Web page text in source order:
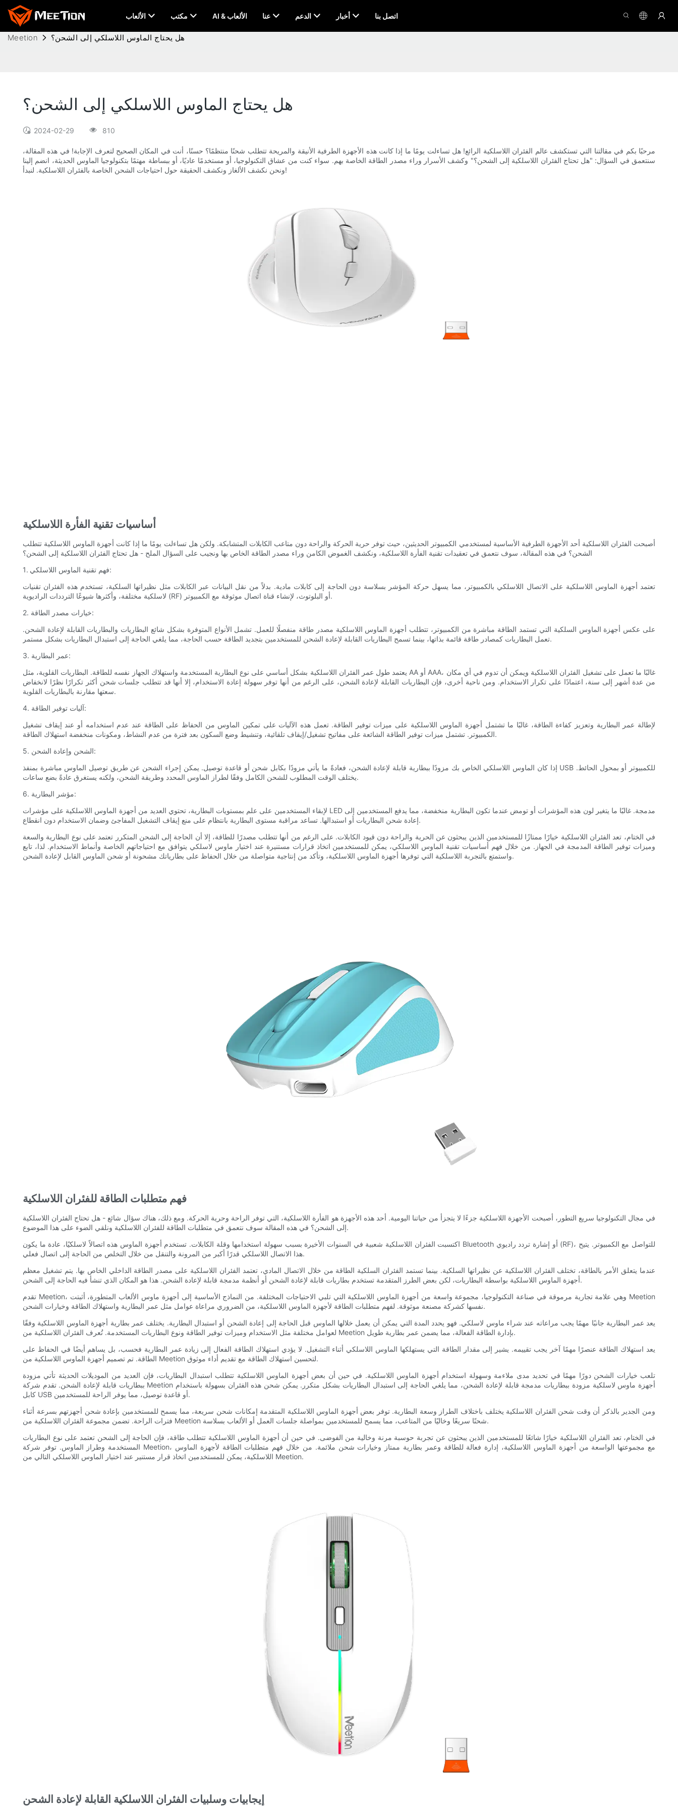
الألعاب مكتب AI & الألعاب عنا الدعم أخبار اتصل بنا
Meetion هل يحتاج الماوس اللاسلكي إلى الشحن؟
هل يحتاج الماوس اللاسلكي إلى الشحن؟
2024-02-29 810
مرحبًا بكم في مقالتنا التي تستكشف عالم الفئران اللاسلكية الرائع! هل تساءلت يومًا ما إذا كانت هذه الأجهزة الطرفية الأنيقة والمريحة تتطلب شحنًا منتظمًا؟ حسنًا، أنت في المكان الصحيح لتعرف الإجابة! في هذه المقالة،
سنتعمق في السؤال: "هل تحتاج الفئران اللاسلكية إلى الشحن؟" وكشف الأسرار وراء مصدر الطاقة الخاصة بهم. سواء كنت من عشاق التكنولوجيا، أو مستخدمًا عاديًا، أو ببساطة مهتمًا بتكنولوجيا الماوس الحديثة، انضم إلينا
ونحن نكشف الألغاز ونكشف الحقيقة حول احتياجات الشحن الخاصة بالفئران اللاسلكية. لنبدأ!
أساسيات تقنية الفأرة اللاسلكية
أصبحت الفئران اللاسلكية أحد الأجهزة الطرفية الأساسية لمستخدمي الكمبيوتر الحديثين، حيث توفر حرية الحركة والراحة دون متاعب الكابلات المتشابكة. ولكن هل تساءلت يومًا ما إذا كانت أجهزة الماوس اللاسلكية تتطلب
الشحن؟ في هذه المقالة، سوف نتعمق في تعقيدات تقنية الفأرة اللاسلكية، ونكشف الغموض الكامن وراء مصدر الطاقة الخاص بها ونجيب على السؤال الملح - هل تحتاج الفئران اللاسلكية إلى الشحن؟
1. فهم تقنية الماوس اللاسلكي:
تعتمد أجهزة الماوس اللاسلكية على الاتصال اللاسلكي بالكمبيوتر، مما يسهل حركة المؤشر بسلاسة دون الحاجة إلى كابلات مادية. بدلاً من نقل البيانات عبر الكابلات مثل نظيراتها السلكية، تستخدم هذه الفئران تقنيات
لاسلكية مختلفة، وأكثرها شيوعًا الترددات الراديوية (RF) أو البلوتوث، لإنشاء قناة اتصال موثوقة مع الكمبيوتر.
2. خيارات مصدر الطاقة:
على عكس أجهزة الماوس السلكية التي تستمد الطاقة مباشرة من الكمبيوتر، تتطلب أجهزة الماوس اللاسلكية مصدر طاقة منفصلًا للعمل. تشمل الأنواع المتوفرة بشكل شائع البطاريات والبطاريات القابلة لإعادة الشحن.
تعمل البطاريات كمصادر طاقة قائمة بذاتها، بينما تسمح البطاريات القابلة لإعادة الشحن للمستخدمين بتجديد الطاقة حسب الحاجة، مما يلغي الحاجة إلى استبدال البطاريات بشكل مستمر.
3. عمر البطارية:
يعتمد طول عمر الفئران اللاسلكية بشكل أساسي على نوع البطارية المستخدمة واستهلاك الجهاز نفسه للطاقة. البطاريات القلوية، مثل AA أو AAA، غالبًا ما تعمل على تشغيل الفئران اللاسلكية ويمكن أن تدوم في أي مكان
من عدة أشهر إلى سنة، اعتمادًا على تكرار الاستخدام. ومن ناحية أخرى، فإن البطاريات القابلة لإعادة الشحن، على الرغم من أنها توفر سهولة إعادة الاستخدام، إلا أنها قد تتطلب جلسات شحن أكثر تكرارًا نظرًا لانخفاض
سعتها مقارنة بالبطاريات القلوية.
4. آليات توفير الطاقة:
لإطالة عمر البطارية وتعزيز كفاءة الطاقة، غالبًا ما تشتمل أجهزة الماوس اللاسلكية على ميزات توفير الطاقة. تعمل هذه الآليات على تمكين الماوس من الحفاظ على الطاقة عند عدم استخدامه أو عند إيقاف تشغيل
الكمبيوتر. تشتمل ميزات توفير الطاقة الشائعة على مفاتيح تشغيل/إيقاف تلقائية، وتنشيط وضع السكون بعد فترة من عدم النشاط، ومكونات منخفضة استهلاك الطاقة.
5. الشحن وإعادة الشحن:
إذا كان الماوس اللاسلكي الخاص بك مزودًا ببطارية قابلة لإعادة الشحن، فعادةً ما يأتي مزودًا بكابل شحن أو قاعدة توصيل. يمكن إجراء الشحن عن طريق توصيل الماوس مباشرة بمنفذ USB للكمبيوتر أو بمحول الحائط.
يختلف الوقت المطلوب للشحن الكامل وفقًا لطراز الماوس المحدد وطريقة الشحن، ولكنه يستغرق عادةً بضع ساعات.
6. مؤشر البطارية:
لإبقاء المستخدمين على علم بمستويات البطارية، تحتوي العديد من أجهزة الماوس اللاسلكية على مؤشرات LED مدمجة. غالبًا ما يتغير لون هذه المؤشرات أو تومض عندما تكون البطارية منخفضة، مما يدفع المستخدمين إلى
إعادة شحن البطاريات أو استبدالها. تساعد مراقبة مستوى البطارية بانتظام على منع إيقاف التشغيل المفاجئ وضمان الاستخدام دون انقطاع.
في الختام، تعد الفئران اللاسلكية خيارًا ممتازًا للمستخدمين الذين يبحثون عن الحرية والراحة دون قيود الكابلات. على الرغم من أنها تتطلب مصدرًا للطاقة، إلا أن الحاجة إلى الشحن المتكرر تعتمد على نوع البطارية والسعة
وميزات توفير الطاقة المدمجة في الجهاز. من خلال فهم أساسيات تقنية الماوس اللاسلكي، يمكن للمستخدمين اتخاذ قرارات مستنيرة عند اختيار ماوس لاسلكي يتوافق مع احتياجاتهم الخاصة وأنماط الاستخدام. لذا، تابع
واستمتع بالتجربة اللاسلكية التي توفرها أجهزة الماوس اللاسلكية، وتأكد من إنتاجية متواصلة من خلال الحفاظ على بطارياتك مشحونة أو شحن الماوس القابل لإعادة الشحن.
فهم متطلبات الطاقة للفئران اللاسلكية
في مجال التكنولوجيا سريع التطور، أصبحت الأجهزة اللاسلكية جزءًا لا يتجزأ من حياتنا اليومية. أحد هذه الأجهزة هو الفأرة اللاسلكية، التي توفر الراحة وحرية الحركة. ومع ذلك، هناك سؤال شائع - هل تحتاج الفئران اللاسلكية
إلى الشحن؟ في هذه المقالة سوف نتعمق في متطلبات الطاقة للفئران اللاسلكية ونلقي الضوء على هذا الموضوع.
اكتسبت الفئران اللاسلكية شعبية في السنوات الأخيرة بسبب سهولة استخدامها وقلة الكابلات. تستخدم أجهزة الماوس هذه اتصالاً لاسلكيًا، عادة ما يكون Bluetooth أو إشارة تردد راديوي (RF)، للتواصل مع الكمبيوتر. يتيح
هذا الاتصال اللاسلكي قدرًا أكبر من المرونة والتنقل من خلال التخلص من الحاجة إلى اتصال فعلي.
عندما يتعلق الأمر بالطاقة، تختلف الفئران اللاسلكية عن نظيراتها السلكية. بينما تستمد الفئران السلكية الطاقة من خلال الاتصال المادي، تعتمد الفئران اللاسلكية على مصدر الطاقة الداخلي الخاص بها. يتم تشغيل معظم
أجهزة الماوس اللاسلكية بواسطة البطاريات، لكن بعض الطرز المتقدمة تستخدم بطاريات قابلة لإعادة الشحن أو أنظمة مدمجة قابلة لإعادة الشحن. هذا هو المكان الذي تنشأ فيه الحاجة إلى الشحن.
تقدم Meetion، وهي علامة تجارية مرموقة في صناعة التكنولوجيا، مجموعة واسعة من أجهزة الماوس اللاسلكية التي تلبي الاحتياجات المختلفة. من النماذج الأساسية إلى أجهزة ماوس الألعاب المتطورة، أثبتت Meetion
نفسها كشركة مصنعة موثوقة. لفهم متطلبات الطاقة لأجهزة الماوس اللاسلكية، من الضروري مراعاة عوامل مثل عمر البطارية واستهلاك الطاقة وخيارات الشحن.
يعد عمر البطارية جانبًا مهمًا يجب مراعاته عند شراء ماوس لاسلكي. فهو يحدد المدة التي يمكن أن يعمل خلالها الماوس قبل الحاجة إلى إعادة الشحن أو استبدال البطارية. يختلف عمر بطارية أجهزة الماوس اللاسلكية وفقًا
لعوامل مختلفة مثل الاستخدام وميزات توفير الطاقة ونوع البطاريات المستخدمة. تُعرف الفئران اللاسلكية من Meetion بإدارة الطاقة الفعالة، مما يضمن عمر بطارية طويل.
يعد استهلاك الطاقة عنصرًا مهمًا آخر يجب تقييمه. يشير إلى مقدار الطاقة التي يستهلكها الماوس اللاسلكي أثناء التشغيل. لا يؤدي استهلاك الطاقة الفعال إلى زيادة عمر البطارية فحسب، بل يساهم أيضًا في الحفاظ على
الطاقة. تم تصميم أجهزة الماوس اللاسلكية من Meetion لتحسين استهلاك الطاقة مع تقديم أداء موثوق.
تلعب خيارات الشحن دورًا مهمًا في تحديد مدى ملاءمة وسهولة استخدام أجهزة الماوس اللاسلكية. في حين أن بعض أجهزة الماوس اللاسلكية تتطلب استبدال البطاريات، فإن العديد من الموديلات الحديثة تأتي مزودة
ببطاريات قابلة لإعادة الشحن. تقدم شركة Meetion أجهزة ماوس لاسلكية مزودة ببطاريات مدمجة قابلة لإعادة الشحن، مما يلغي الحاجة إلى استبدال البطاريات بشكل متكرر. يمكن شحن هذه الفئران بسهولة باستخدام
كابل USB أو قاعدة توصيل، مما يوفر الراحة للمستخدمين.
ومن الجدير بالذكر أن وقت شحن الفئران اللاسلكية يختلف باختلاف الطراز وسعة البطارية. توفر بعض أجهزة الماوس اللاسلكية المتقدمة إمكانات شحن سريعة، مما يسمح للمستخدمين بإعادة شحن أجهزتهم بسرعة أثناء
فترات الراحة. تضمن مجموعة الفئران اللاسلكية من Meetion شحنًا سريعًا وخاليًا من المتاعب، مما يسمح للمستخدمين بمواصلة جلسات العمل أو الألعاب بسلاسة.
في الختام، تعد الفئران اللاسلكية خيارًا شائعًا للمستخدمين الذين يبحثون عن تجربة حوسبة مرنة وخالية من الفوضى. في حين أن أجهزة الماوس اللاسلكية تتطلب طاقة، فإن الحاجة إلى الشحن تعتمد على نوع البطاريات
المستخدمة وطراز الماوس. توفر شركة Meetion، مع مجموعتها الواسعة من أجهزة الماوس اللاسلكية، إدارة فعالة للطاقة وعمر بطارية ممتاز وخيارات شحن ملائمة. من خلال فهم متطلبات الطاقة لأجهزة الماوس
اللاسلكية، يمكن للمستخدمين اتخاذ قرار مستنير عند اختيار الماوس اللاسلكي التالي من Meetion.
إيجابيات وسلبيات الفئران اللاسلكية القابلة لإعادة الشحن